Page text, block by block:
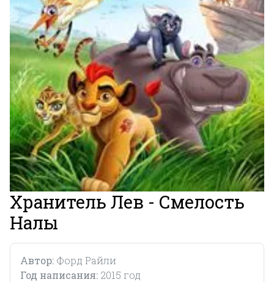
Хранитель Лев - Смелость
Налы
Автор: Форд Райли
Год написания: 2015 год